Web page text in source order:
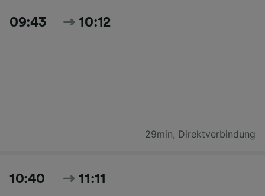
09:43 10:12
29min, Direktverbindung
10:40 11:11